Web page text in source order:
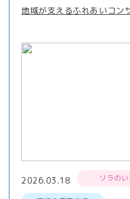
地域が支えるふれあいコン
2026.03.18 リラのい